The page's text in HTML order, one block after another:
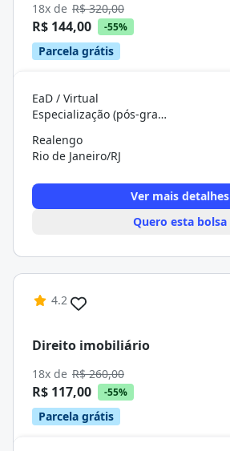
18x de R$ 320,00
R$ 144,00 -55%
Parcela grátis
EaD / Virtual
Especialização (pós-graduação)
Realengo
Rio de Janeiro/RJ
Ver mais detalhes
Quero esta bolsa
4.2
Direito imobiliário
18x de R$ 260,00
R$ 117,00 -55%
Parcela grátis